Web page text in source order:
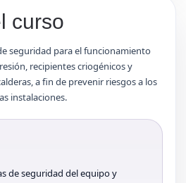
curso
seguridad para el funcionamiento
recipientes criogénicos y
a fin de prevenir riesgos a los
instalaciones.
de seguridad del equipo y